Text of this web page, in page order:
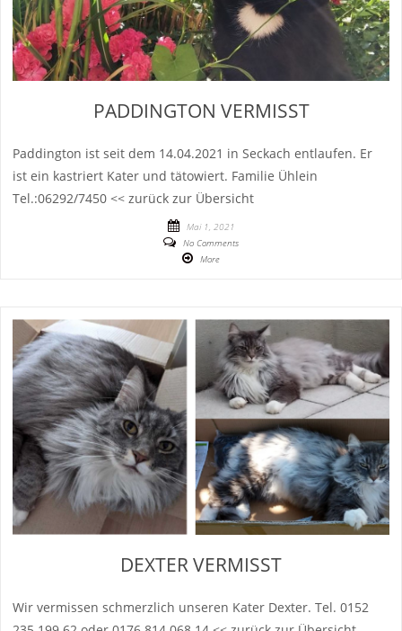
PADDINGTON VERMISST
Paddington ist seit dem 14.04.2021 in Seckach entlaufen. Er
ist ein kastriert Kater und tätowiert. Familie Ühlein
Tel.:06292/7450 << zurück zur Übersicht
Mai 1, 2021
No Comments
More
DEXTER VERMISST
Wir vermissen schmerzlich unseren Kater Dexter. Tel. 0152